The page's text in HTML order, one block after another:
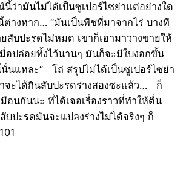
ว่ามันไม่ได้เป็นซูเปอร์ไซย่าแต่อย่างใด
ต่างหาก… “มันเป็นพืชที่มาจากไร่ บางที
บปะรดไม่หมด เขาก็เอามาวางขายให้
อปล่อยทิ้งไว้นานๆ มันก็จะมีใบงอกขึ้น
นแหละ” โถ่ สรุปไม่ได้เป็นซูเปอร์ไซย่า
จะได้กินสับปะรดร่างสองซะแล้ว… ก็
อนกันนะ ที่ได้เจอเรื่องราวที่ทำให้ตื่น
บปะรดมันจะแปลงร่างไม่ได้จริงๆ ก็